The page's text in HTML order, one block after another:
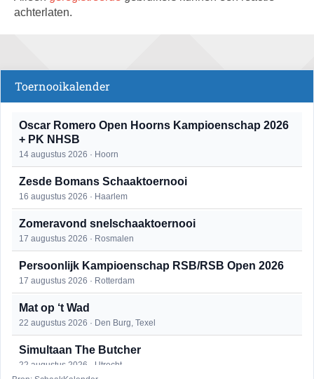
achterlaten.
Toernooikalender
Oscar Romero Open Hoorns Kampioenschap 2026
+ PK NHSB
14 augustus 2026 · Hoorn
Zesde Bomans Schaaktoernooi
16 augustus 2026 · Haarlem
Zomeravond snelschaaktoernooi
17 augustus 2026 · Rosmalen
Persoonlijk Kampioenschap RSB/RSB Open 2026
17 augustus 2026 · Rotterdam
Mat op ‘t Wad
22 augustus 2026 · Den Burg, Texel
Simultaan The Butcher
22 augustus 2026 · Utrecht